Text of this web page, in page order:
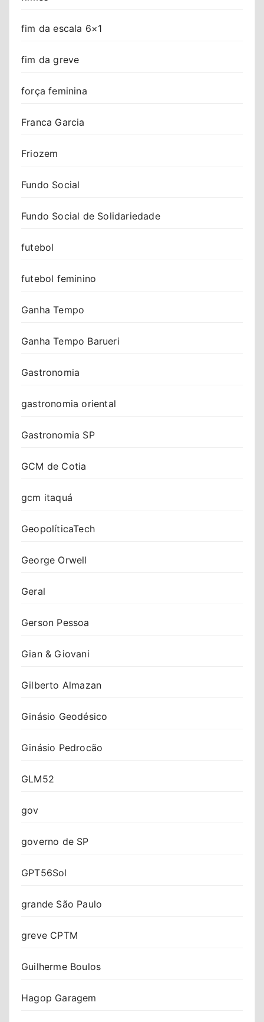
fim da escala 6×1
fim da greve
força feminina
Franca Garcia
Friozem
Fundo Social
Fundo Social de Solidariedade
futebol
futebol feminino
Ganha Tempo
Ganha Tempo Barueri
Gastronomia
gastronomia oriental
Gastronomia SP
GCM de Cotia
gcm itaquá
GeopolíticaTech
George Orwell
Geral
Gerson Pessoa
Gian & Giovani
Gilberto Almazan
Ginásio Geodésico
Ginásio Pedrocão
GLM52
gov
governo de SP
GPT56Sol
grande São Paulo
greve CPTM
Guilherme Boulos
Hagop Garagem